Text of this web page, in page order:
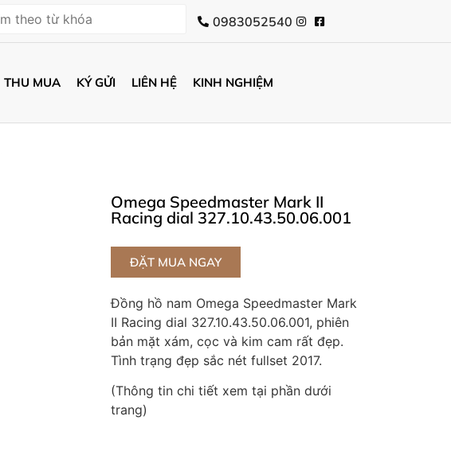
0983052540
THU MUA KÝ GỬI LIÊN HỆ KINH NGHIỆM
Omega Speedmaster Mark II
Racing dial 327.10.43.50.06.001
ĐẶT MUA NGAY
Đồng hồ nam Omega Speedmaster Mark
II Racing dial 327.10.43.50.06.001, phiên
bản mặt xám, cọc và kim cam rất đẹp.
Tình trạng đẹp sắc nét fullset 2017.
(Thông tin chi tiết xem tại phần dưới
trang)